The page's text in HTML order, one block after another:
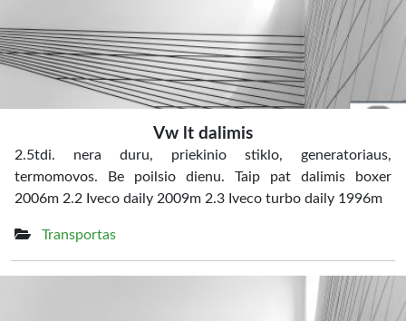
Vw lt dalimis
2.5tdi. nera duru, priekinio stiklo, generatoriaus,
termomovos. Be poilsio dienu. Taip pat dalimis boxer
2006m 2.2 Iveco daily 2009m 2.3 Iveco turbo daily 1996m
Transportas